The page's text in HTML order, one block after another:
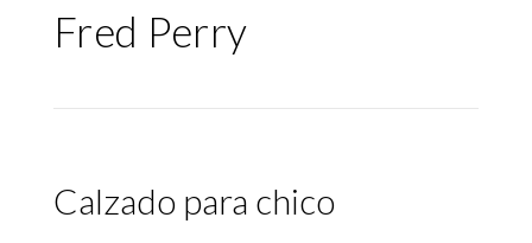
Fred Perry
Calzado para chico